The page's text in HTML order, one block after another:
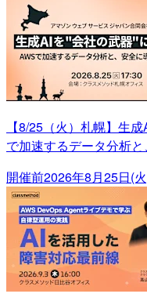
【8/25（火）札幌】生
で加速するデータ分析
開催前2026年8月25日(